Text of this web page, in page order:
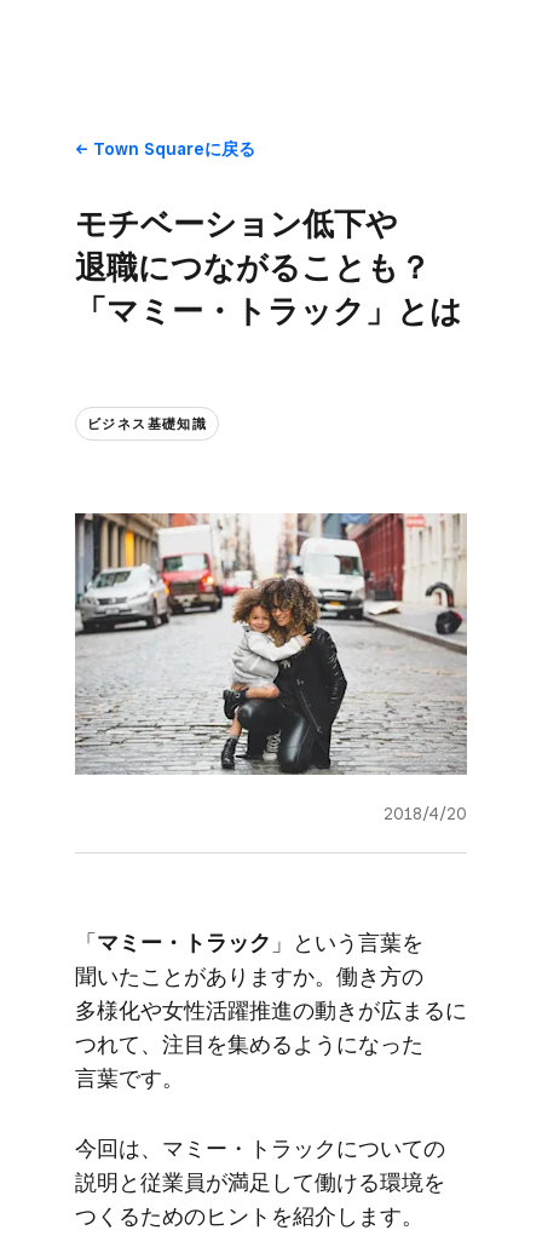
Town Squareに​戻る
モチベーション低下や​
退職に​つながることも？​
「マミー・トラック」とは​
ビジネス基礎知識
2018/4/20
「マミー・トラック 」と​いう​言葉を​
聞いた​ことがありますか。​働き方の​
多様化や​女性活躍推進の​動きが​広まるに​
つれて、​注目を​集めるようになった​
言葉です。
今回は、​マミー・トラックに​ついての​
説明と​従業員が​満足して​働ける​環境を​
つくる​ための​ヒントを​紹介します。